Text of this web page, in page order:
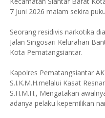
7 Juni 2026 malam sekira
Seorang residivis narkotika
Jalan Singosari Kelurahan
Kota Pematangsiantar.
Kapolres Pematangsiantar
S.I.K.M.H.melalui Kasat
S.H.M.H., Mengatakan
adanya pelaku kepemilikan